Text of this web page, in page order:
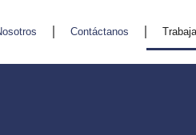
Contáctanos